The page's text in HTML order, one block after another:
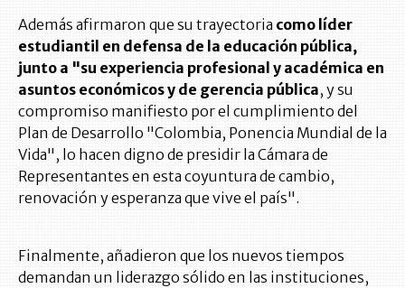
Además afirmaron que su trayectoria como líder
estudiantil en defensa de la educación pública,
junto a "su experiencia profesional y académica en
asuntos económicos y de gerencia pública, y su
compromiso manifiesto por el cumplimiento del
Plan de Desarrollo "Colombia, Ponencia Mundial de la
Vida", lo hacen digno de presidir la Cámara de
Representantes en esta coyuntura de cambio,
renovación y esperanza que vive el país".
Finalmente, añadieron que los nuevos tiempos
demandan un liderazgo sólido en las instituciones,